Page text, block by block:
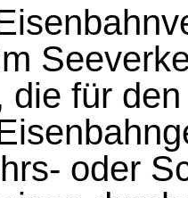
die für
oder